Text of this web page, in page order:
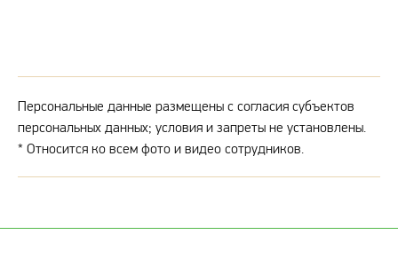
Персональные данные размещены с согласия субъектов
персональных данных; условия и запреты не установлены.
* Относится ко всем фото и видео сотрудников.